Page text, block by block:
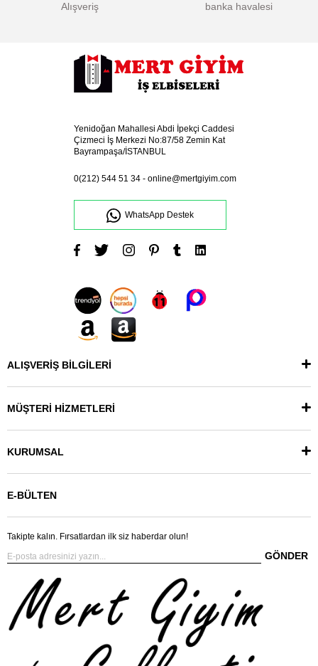
Alışveriş
banka havalesi
Yenidoğan Mahallesi Abdi İpekçi Caddesi
Çizmeci İş Merkezi No:87/58 Zemin Kat
Bayrampaşa/İSTANBUL
0(212) 544 51 34 - online@mertgiyim.com
WhatsApp Destek
ALIŞVERİŞ BİLGİLERİ
MÜŞTERİ HİZMETLERİ
KURUMSAL
E-BÜLTEN
Takipte kalın. Fırsatlardan ilk siz haberdar olun!
GÖNDER